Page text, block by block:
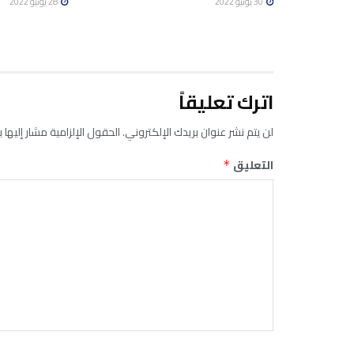
اترك تعليقاً
لن يتم نشر عنوان بريدك الإلكتروني.الحقول الإلزامية مشار إليها
التعليق *